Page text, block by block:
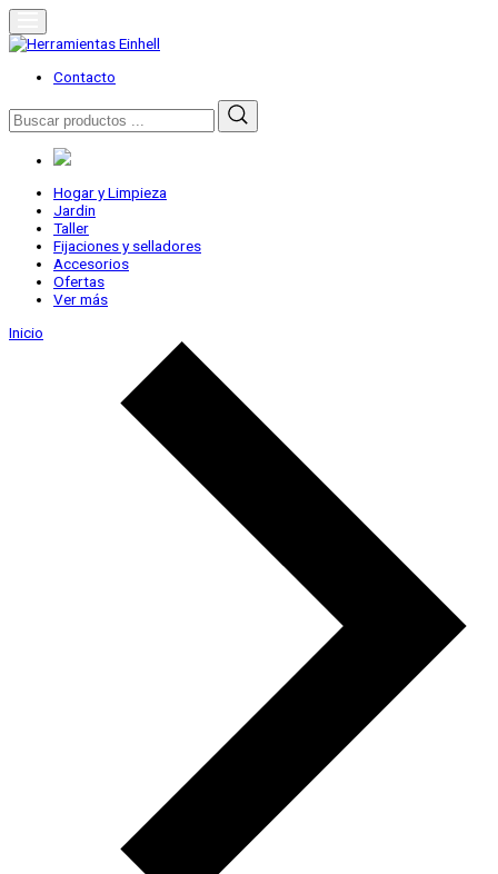
Skip
to
content
Herramientas Einhell
Distribuidor Oficial
Contacto
Buscar
por:
Hogar y Limpieza
Jardin
Taller
Fijaciones y selladores
Accesorios
Ofertas
Ver más
Inicio